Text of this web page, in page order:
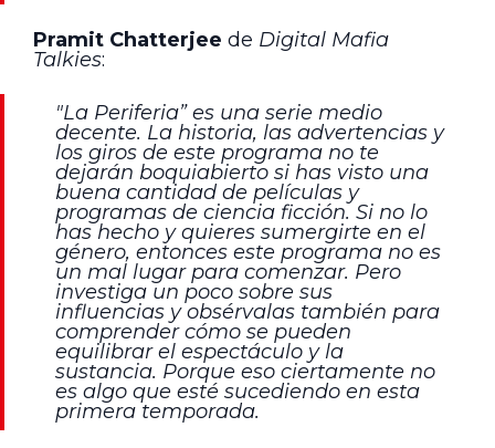
Pramit Chatterjee de Digital Mafia
Talkies:
"La Periferia” es una serie medio
decente. La historia, las advertencias y
los giros de este programa no te
dejarán boquiabierto si has visto una
buena cantidad de películas y
programas de ciencia ficción. Si no lo
has hecho y quieres sumergirte en el
género, entonces este programa no es
un mal lugar para comenzar. Pero
investiga un poco sobre sus
influencias y obsérvalas también para
comprender cómo se pueden
equilibrar el espectáculo y la
sustancia. Porque eso ciertamente no
es algo que esté sucediendo en esta
primera temporada.